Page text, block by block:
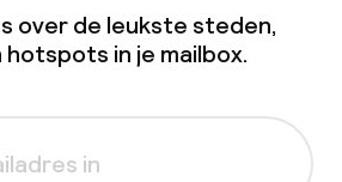
over de leukste steden,
in je mailbox.